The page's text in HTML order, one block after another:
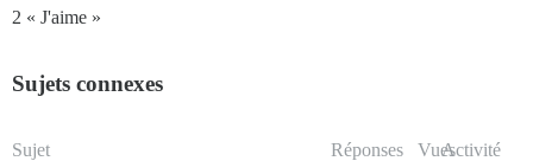
2 « J'aime »
Sujets connexes
Sujet Réponses VuesActivité